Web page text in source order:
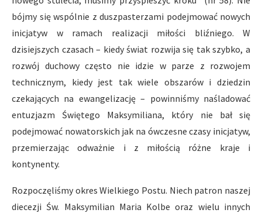
bójmy się wspólnie z duszpasterzami podejmować nowych
inicjatyw w ramach realizacji miłości bliźniego. W
dzisiejszych czasach – kiedy świat rozwija się tak szybko, a
rozwój duchowy często nie idzie w parze z rozwojem
technicznym, kiedy jest tak wiele obszarów i dziedzin
czekających na ewangelizację – powinniśmy naśladować
entuzjazm Świętego Maksymiliana, który nie bał się
podejmować nowatorskich jak na ówczesne czasy inicjatyw,
przemierzając odważnie i z miłością różne kraje i
kontynenty.
Rozpoczęliśmy okres Wielkiego Postu. Niech patron naszej
diecezji Św. Maksymilian Maria Kolbe oraz wielu innych